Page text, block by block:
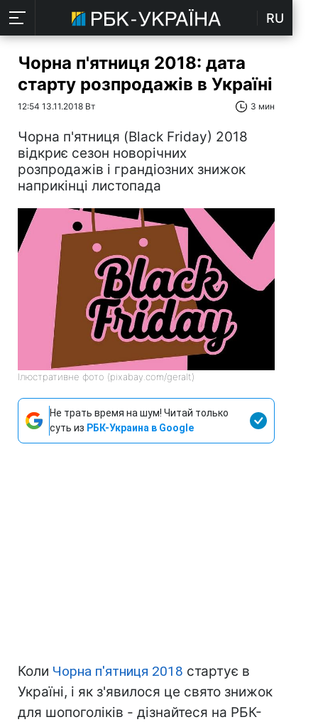
RU
Чорна п'ятниця 2018: дата
старту розпродажів в Україні
12:54 13.11.2018 Вт 3 мин
Чорна п'ятниця (Black Friday) 2018
відкриє сезон новорічних
розпродажів і грандіозних знижок
наприкінці листопада
Ілюстративне фото (pixabay.com/geralt)
Не трать время на шум! Читай только
суть из РБК-Украина в Google
Коли Чорна п'ятниця 2018 стартує в
Україні, і як з'явилося це свято знижок
для шопоголіків - дізнайтеся на РБК-